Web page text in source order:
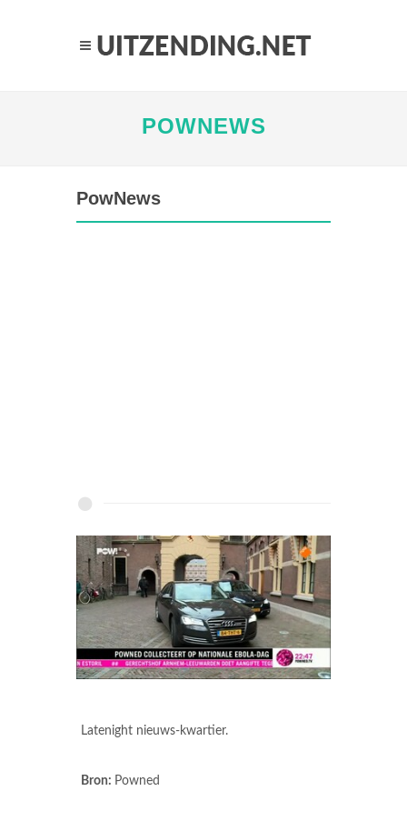
POWNEWS
PowNews
Latenight nieuws-kwartier.
Bron: Powned